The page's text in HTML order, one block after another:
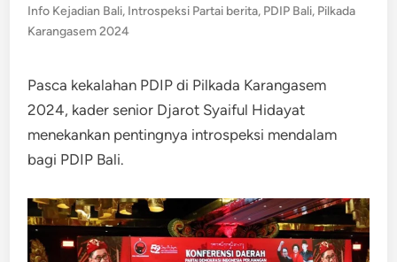
in
Info Kejadian Bali, Introspeksi Partai berita, PDIP Bali, Pilkada
Karangasem 2024
Pasca kekalahan PDIP di Pilkada Karangasem
2024, kader senior Djarot Syaiful Hidayat
menekankan pentingnya introspeksi mendalam
bagi PDIP Bali.